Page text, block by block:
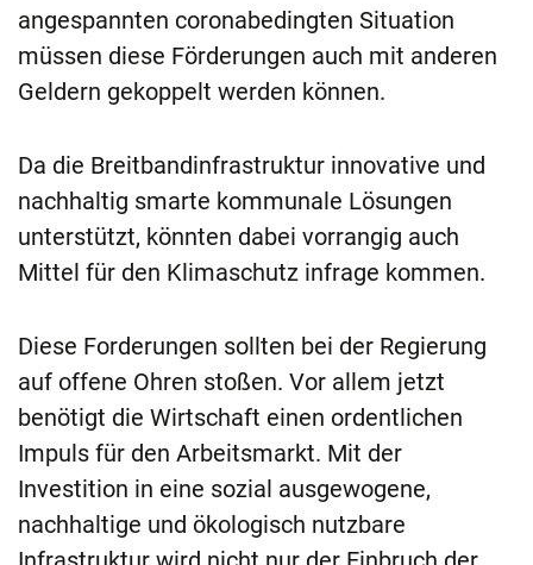
angespannten coronabedingten Situation
müssen diese Förderungen auch mit anderen
Geldern gekoppelt werden können.
Da die Breitbandinfrastruktur innovative und
nachhaltig smarte kommunale Lösungen
unterstützt, könnten dabei vorrangig auch
Mittel für den Klimaschutz infrage kommen.
Diese Forderungen sollten bei der Regierung
auf offene Ohren stoßen. Vor allem jetzt
benötigt die Wirtschaft einen ordentlichen
Impuls für den Arbeitsmarkt. Mit der
Investition in eine sozial ausgewogene,
nachhaltige und ökologisch nutzbare